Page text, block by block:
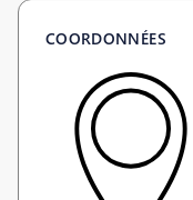
COORDONNÉES